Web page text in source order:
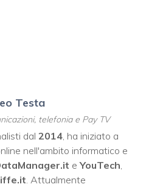
Testa
telefonia e Pay TV
dal 2014, ha iniziato a
nell'ambito informatico e
eYouTech,
. Attualmente